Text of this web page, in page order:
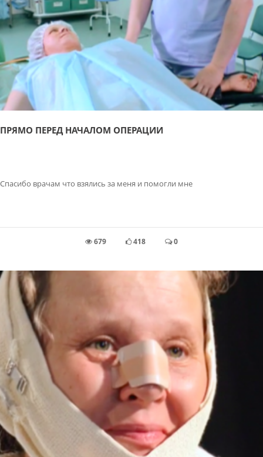
ПРЯМО ПЕРЕД НАЧАЛОМ ОПЕРАЦИИ
Спасибо врачам что взялись за меня и помогли мне
679 418 0